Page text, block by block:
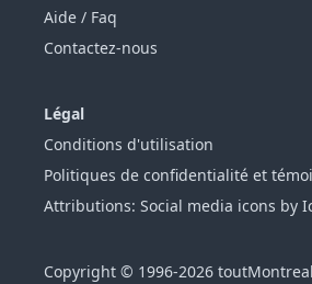
Aide / Faq
Contactez-nous
Légal
Conditions d'utilisation
Politiques de confidentialité et
Attributions: Social media icons by
Copyright © 1996-2026